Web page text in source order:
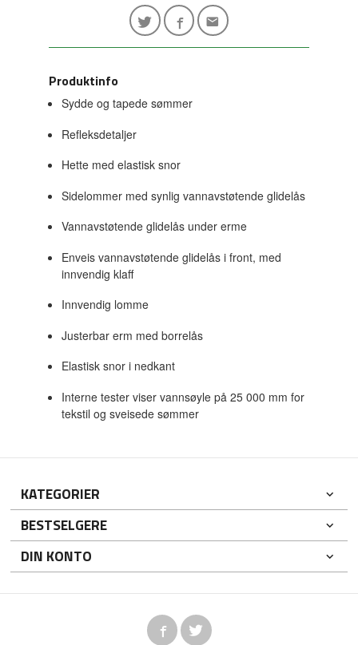
Produktinfo
Sydde og tapede sømmer
Refleksdetaljer
Hette med elastisk snor
Sidelommer med synlig vannavstøtende glidelås
Vannavstøtende glidelås under erme
Enveis vannavstøtende glidelås i front, med
innvendig klaff
Innvendig lomme
Justerbar erm med borrelås
Elastisk snor i nedkant
Interne tester viser vannsøyle på 25 000 mm for
tekstil og sveisede sømmer
KATEGORIER
BESTSELGERE
DIN KONTO